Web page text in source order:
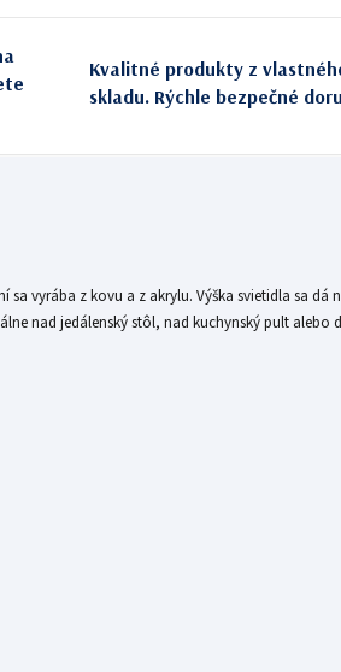
Kvalitné produkty z
skladu. Rýchle bezpečné
sa vyrába z kovu a z akrylu. Výška svietidla sa
nad jedálenský stôl, nad kuchynský pult alebo